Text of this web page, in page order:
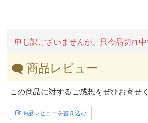
申し訳ございませんが、只今品切れ中
商品レビュー
この商品に対するご感想をぜひお寄せく
商品レビューを書き込む